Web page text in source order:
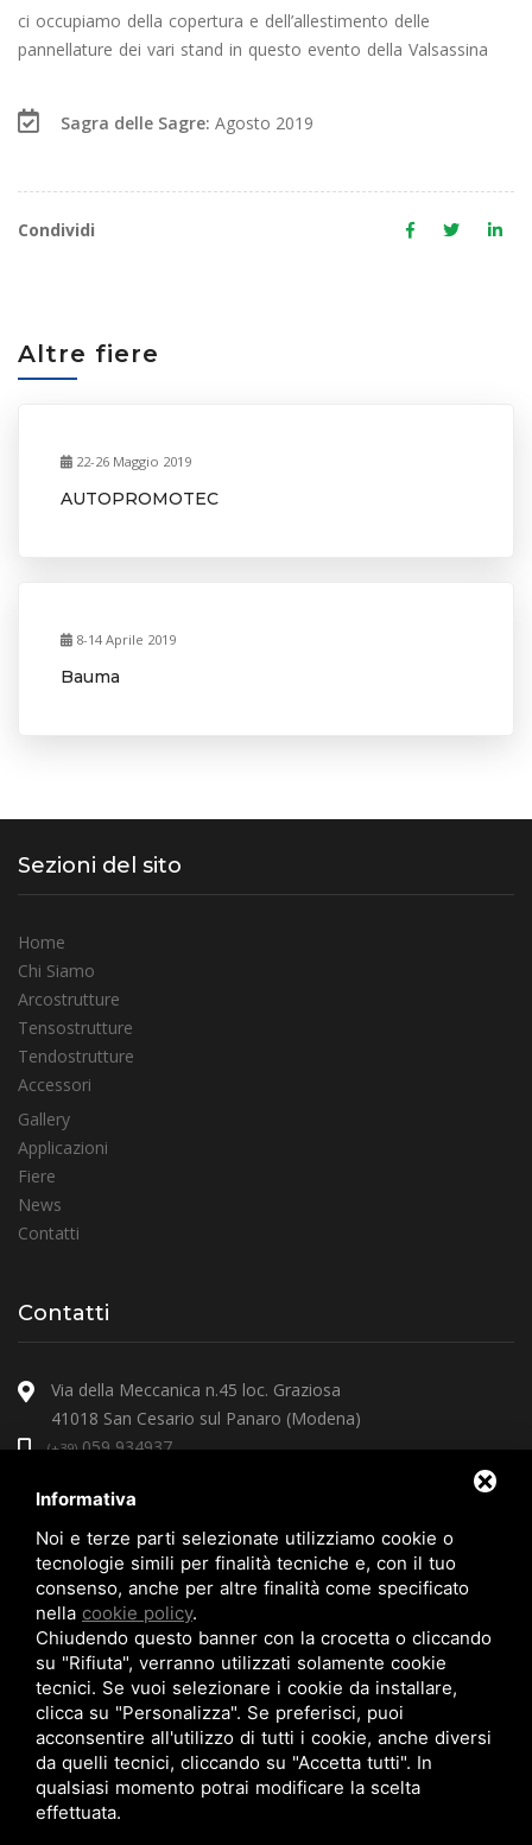
ci occupiamo della copertura e dell’allestimento delle
pannellature dei vari stand in questo evento della Valsassina
Sagra delle Sagre: Agosto 2019
Condividi
Altre fiere
22-26 Maggio 2019
AUTOPROMOTEC
8-14 Aprile 2019
Bauma
Sezioni del sito
Home
Chi Siamo
Arcostrutture
Tensostrutture
Tendostrutture
Accessori
Gallery
Applicazioni
Fiere
News
Contatti
Contatti
Via della Meccanica n.45 loc. Graziosa
41018 San Cesario sul Panaro (Modena)
(+39)059 934937
Informativa
Noi e terze parti selezionate utilizziamo cookie o
tecnologie simili per finalità tecniche e, con il tuo
consenso, anche per altre finalità come specificato
nella cookie policy.
Chiudendo questo banner con la crocetta o cliccando
su "Rifiuta", verranno utilizzati solamente cookie
tecnici. Se vuoi selezionare i cookie da installare,
clicca su "Personalizza". Se preferisci, puoi
acconsentire all'utilizzo di tutti i cookie, anche diversi
da quelli tecnici, cliccando su "Accetta tutti". In
qualsiasi momento potrai modificare la scelta
effettuata.